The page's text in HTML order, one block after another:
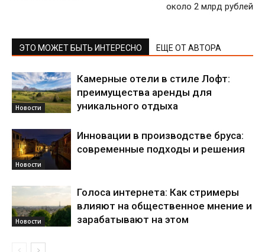
около 2 млрд рублей
ЭТО МОЖЕТ БЫТЬ ИНТЕРЕСНО ЕЩЕ ОТ АВТОРА
Новости
Камерные отели в стиле Лофт:
преимущества аренды для
уникального отдыха
Новости
Инновации в производстве бруса:
современные подходы и решения
Новости
Голоса интернета: Как стримеры
влияют на общественное мнение и
зарабатывают на этом